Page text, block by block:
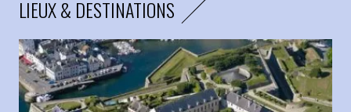
LIEUX & DESTINATIONS